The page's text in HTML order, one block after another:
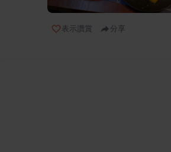
表示讚賞 分享